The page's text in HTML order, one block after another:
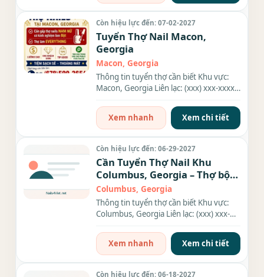
Còn hiệu lực đến: 07-02-2027
Tuyển Thợ Nail Macon,
Georgia
Macon, Georgia
Thông tin tuyển thợ cần biết Khu vực:
Macon, Georgia Liên lạc: (xxx) xxx-xxxx
Xem nhanh
Xem chi tiết
Còn hiệu lực đến: 06-29-2027
Cần Tuyển Thợ Nail Khu
Columbus, Georgia – Thợ bột,
Everything
Columbus, Georgia
Thông tin tuyển thợ cần biết Khu vực:
Columbus, Georgia Liên lạc: (xxx) xxx-
Xem nhanh
Xem chi tiết
Còn hiệu lực đến: 06-18-2027